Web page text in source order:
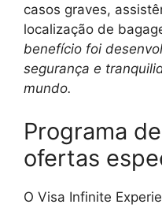
casos graves,
localização de
benefício foi
segurança e
mundo.
Programa
ofertas
O Visa Infinite